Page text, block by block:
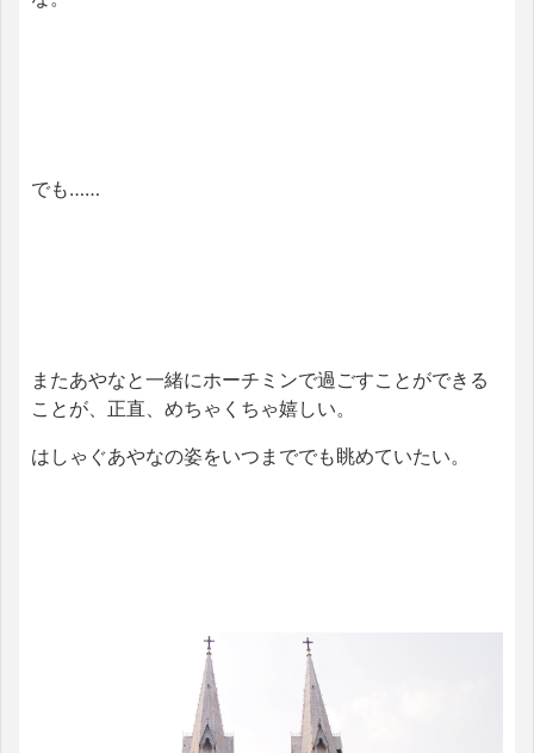
でも……
またあやなと一緒にホーチミンで過ごすことができる
ことが、正直、めちゃくちゃ嬉しい。
はしゃぐあやなの姿をいつまででも眺めていたい。